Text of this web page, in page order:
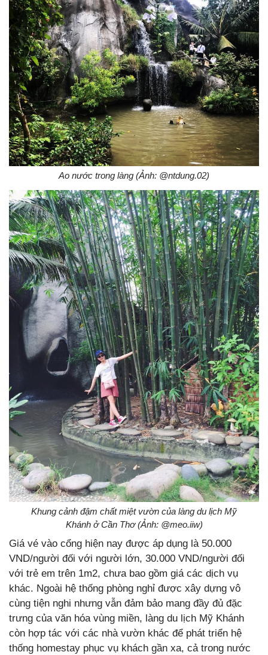
Ao nước trong làng (Ảnh: @ntdung.02)
Khung cảnh đậm chất miệt vườn của làng du lịch Mỹ
Khánh ở Cần Thơ (Ảnh: @meo.iiw)
Giá vé vào cổng hiện nay được áp dụng là 50.000
VND/người đối với người lớn, 30.000 VND/người đối
với trẻ em trên 1m2, chưa bao gồm giá các dịch vụ
khác. Ngoài hệ thống phòng nghỉ được xây dựng vô
cùng tiện nghi nhưng vẫn đảm bảo mang đầy đủ đặc
trưng của văn hóa vùng miền, làng du lịch Mỹ Khánh
còn hợp tác với các nhà vườn khác để phát triển hệ
thống homestay phục vụ khách gần xa, cả trong nước